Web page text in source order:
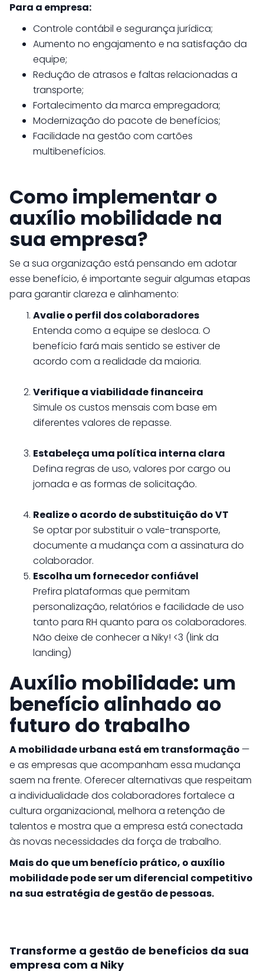
Para a empresa:
Controle contábil e segurança jurídica;
Aumento no engajamento e na satisfação da
equipe;
Redução de atrasos e faltas relacionadas a
transporte;
Fortalecimento da marca empregadora;
Modernização do pacote de benefícios;
Facilidade na gestão com cartões
multibenefícios.
Como implementar o
auxílio mobilidade na
sua empresa?
Se a sua organização está pensando em adotar
esse benefício, é importante seguir algumas etapas
para garantir clareza e alinhamento:
Avalie o perfil dos colaboradores
Entenda como a equipe se desloca. O
benefício fará mais sentido se estiver de
acordo com a realidade da maioria.
Verifique a viabilidade financeira
Simule os custos mensais com base em
diferentes valores de repasse.
Estabeleça uma política interna clara
Defina regras de uso, valores por cargo ou
jornada e as formas de solicitação.
Realize o acordo de substituição do VT
Se optar por substituir o vale-transporte,
documente a mudança com a assinatura do
colaborador.
Escolha um fornecedor confiável
Prefira plataformas que permitam
personalização, relatórios e facilidade de uso
tanto para RH quanto para os colaboradores.
Não deixe de conhecer a Niky! <3 (link da
landing)
Auxílio mobilidade: um
benefício alinhado ao
futuro do trabalho
A mobilidade urbana está em transformação —
e as empresas que acompanham essa mudança
saem na frente. Oferecer alternativas que respeitam
a individualidade dos colaboradores fortalece a
cultura organizacional, melhora a retenção de
talentos e mostra que a empresa está conectada
às novas necessidades da força de trabalho.
Mais do que um benefício prático, o auxílio
mobilidade pode ser um diferencial competitivo
na sua estratégia de gestão de pessoas.
Transforme a gestão de benefícios da sua
empresa com a Niky